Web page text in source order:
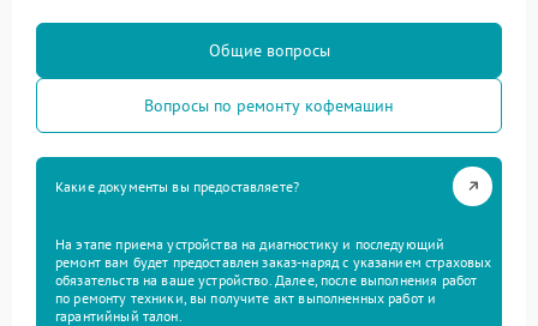
Общие вопросы
Вопросы по ремонту кофемашин
Какие документы вы предоставляете?
На этапе приема устройства на диагностику и последующий
ремонт вам будет предоставлен заказ-наряд с указанием страховых
обязательств на ваше устройство. Далее, после выполнения работ
по ремонту техники, вы получите акт выполненных работ и
гарантийный талон.